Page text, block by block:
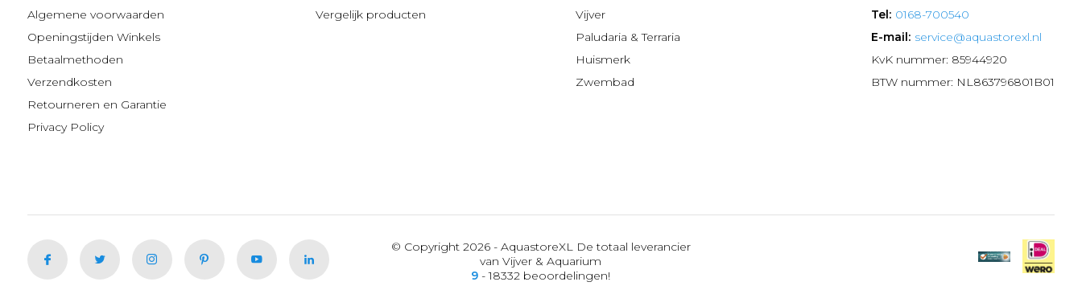
Algemene voorwaarden
Openingstijden Winkels
Betaalmethoden
Verzendkosten
Retourneren en Garantie
Privacy Policy
Vergelijk producten
Vijver
Paludaria & Terraria
Huismerk
Zwembad
Tel: 0168-700540
E-mail: service@aquastorexl.nl
KvK nummer: 85944920
BTW nummer: NL863796801B01
© Copyright 2026 - AquastoreXL De totaal leverancier
van Vijver & Aquarium
9 - 18332 beoordelingen!